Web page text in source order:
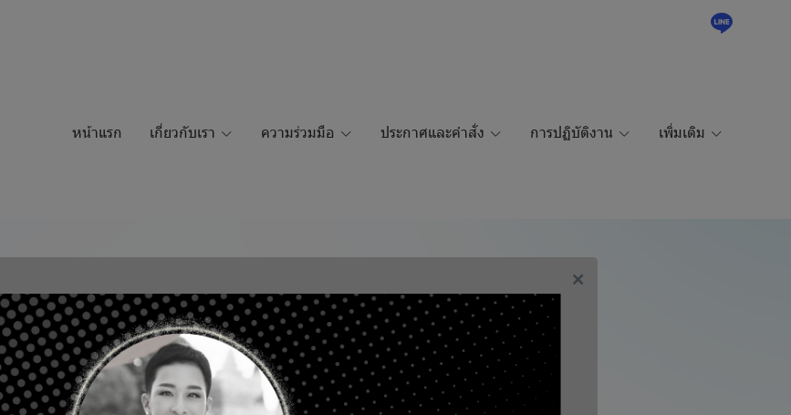
หน้าแรก เกี่ยวกับเรา ความร่วมมือ ประกาศและคำสั่ง การปฏิบัติงาน เพิ่มเติม